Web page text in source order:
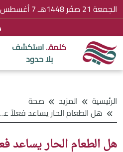
الجمعة 21 صفَر 1448هـ 7 أغسطس 2026
كلمة..استكشف
بلا حدود
الرئيسية المزيد
صحة
هل الطعام الحار يساعد فعلاً على إنقاص الوزن؟ دراسات تكشف الحقيقة!
هل الطعام الحار يساعد